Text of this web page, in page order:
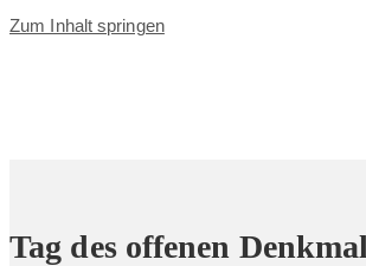
Zum Inhalt springen
Tag des offenen